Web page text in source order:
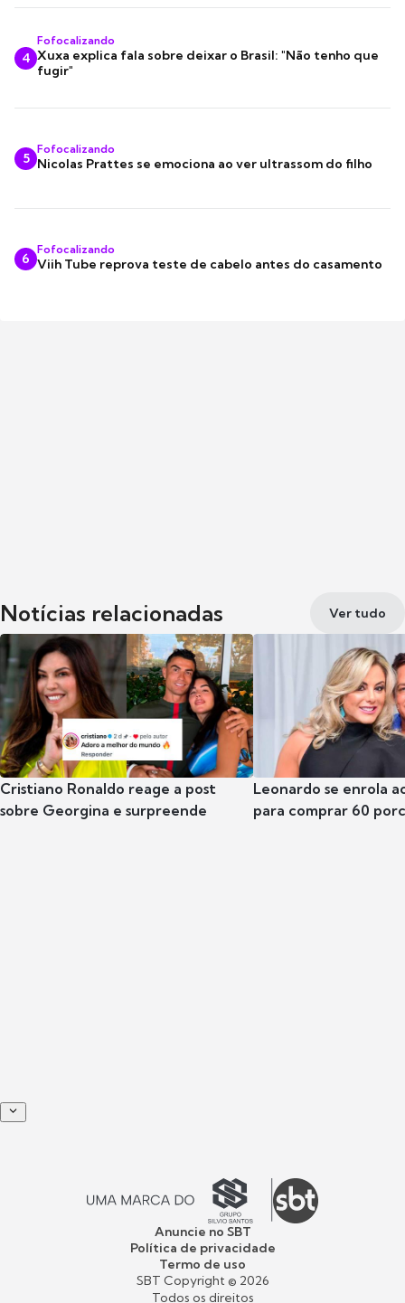
4
Fofocalizando
Xuxa explica fala sobre deixar o Brasil: "Não tenho que
fugir"
5
Fofocalizando
Nicolas Prattes se emociona ao ver ultrassom do filho
6
Fofocalizando
Viih Tube reprova teste de cabelo antes do casamento
Notícias relacionadas Ver tudo
Cristiano Ronaldo reage a post
sobre Georgina e surpreende
Leonardo se enrola
para comprar 60
Anuncie no SBT
Política de privacidade
Termo de uso
SBT Copyright © 2026
Todos os direitos